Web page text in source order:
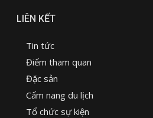
LIÊN KẾT
Tin tức
Điểm tham quan
Đặc sản
Cẩm nang du lịch
Tổ chức sự kiện